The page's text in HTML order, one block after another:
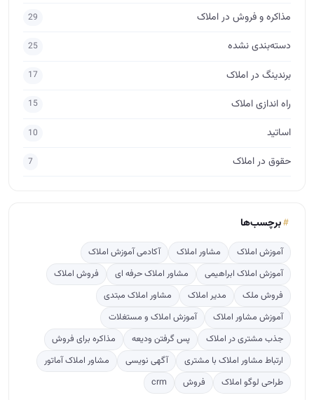
مذاکره و فروش در املاک 29
دسته‌بندی نشده 25
برندینگ در املاک 17
راه اندازی املاک 15
اساتید 10
حقوق در املاک 7
برچسب‌ها
آموزش املاک مشاور املاک
آکادمی آموزش املاک
آموزش املاک ابراهیمی
مشاور املاک حرفه ای
فروش املاک
فروش ملک
مدیر املاک
مشاور املاک مبتدی
آموزش مشاور املاک
آموزش املاک و مستغلات
جذب مشتری در املاک
پس گرفتن ودیعه
مذاکره برای فروش
ارتباط مشاور املاک با مشتری
آگهی نویسی
مشاور املاک آماتور
طراحی لوگو املاک
فروش crm